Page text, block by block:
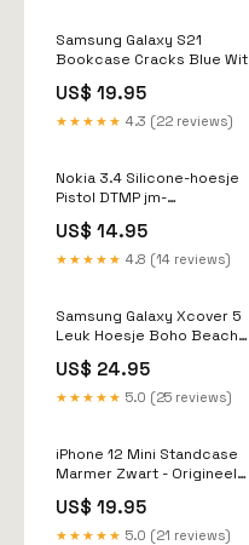
Samsung Galaxy S21
Bookcase Cracks Blue Wit
US$ 19.95
★★★★★ 4.3 (22 reviews)
Nokia 3.4 Silicone-hoesje
Pistol DTMP jm-
standaard-stand
tablethoes-zigzag color
US$ 14.95
★★★★★ 4.8 (14 reviews)
Samsung Galaxy Xcover 5
Leuk Hoesje Boho Beach
standaard-stand
tablethoes-bird flying
US$ 24.95
★★★★★ 5.0 (25 reviews)
iPhone 12 Mini Standcase
Marmer Zwart - Origineel
Galaxy A52s 5G Standcase
Hoesje
US$ 19.95
★★★★★ 5.0 (21 reviews)